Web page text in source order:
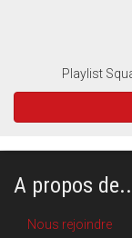
Playlist
A propos
Nous rejoindre